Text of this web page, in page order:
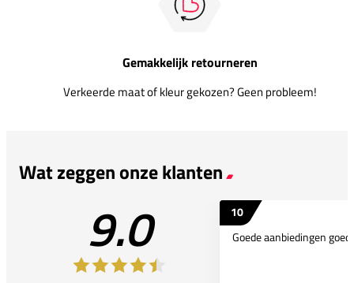
Gemakkelijk retourneren
Verkeerde maat of kleur gekozen? Geen probleem!
Wat zeggen onze klanten
9.0
10
Goede aanbiedingen